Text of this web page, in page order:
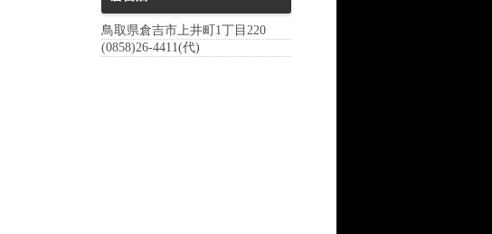
鳥取県倉吉市上井町1丁目220
(0858)26-4411(代)